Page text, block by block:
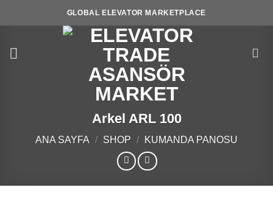
GLOBAL ELEVATOR MARKETPLACE
Arkel ARL 100
ANA SAYFA / SHOP / KUMANDA PANOSU